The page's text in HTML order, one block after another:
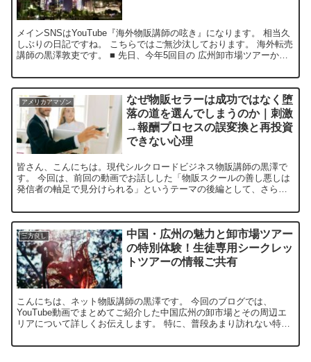
メインSNSはYouTube『海外物販講師の呟き』になります。 相当久
しぶりの日記ですね。 こちらではご無沙汰しております。 海外転売
講師の黒澤敦吏です。 ■ 先日、今年5回目の 広州卸市場ツアーから
アメリカアマゾン
なぜ物販セラーは成功ではなく堕
落の道を選んでしまうのか｜刺激
→報酬プロセスの誤変換と再投資
できない心理
皆さん、こんにちは。現代シルクロードビジネス物販講師の黒澤で
す。 今回は、前回の動画でお話しした「物販スクールの善し悪しは
発信者の軸足で見分けられる」というテーマの後編として、さらに
三方良し
中国・広州の魅力と卸市場ツアー
の特別体験！生徒専用シークレッ
トツアーの情報ご共有
こんにちは、ネット物販講師の黒澤です。 今回のブログでは、
YouTube動画でまとめてご紹介した中国広州の卸市場とその周辺エ
リアについて詳しくお伝えします。 特に、普段あまり訪れない特別